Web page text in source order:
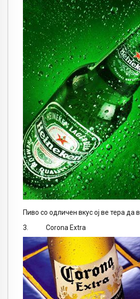
Пиво со одличен вкус ој ве тера да
3. Corona Extra